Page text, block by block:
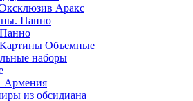
Эксклюзив Аракс
Панно
Панно
Картины Объемные
наборы
Армения
из обсидиана